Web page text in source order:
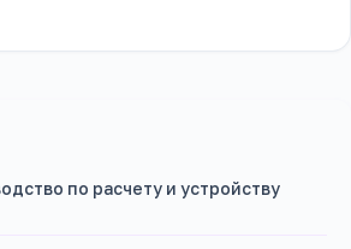
по расчету и устройству